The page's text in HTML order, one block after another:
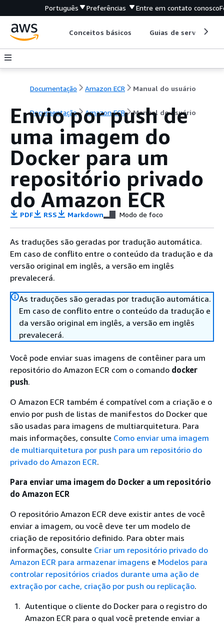
Português Preferências Entre em contato conosco
Conceitos básicos Guias de serviço
Documentação Amazon ECR Manual do usuário
Documentação Amazon ECR Manual do usuário
Envio por push de
uma imagem do
Docker para um
repositório privado
do Amazon ECR
PDF RSS Markdown Modo de foco
As traduções são geradas por tradução automática.
Em caso de conflito entre o conteúdo da tradução e da
versão original em inglês, a versão em inglês
prevalecerá.
As traduções são geradas por tradução automática.
Em caso de conflito entre o conteúdo da tradução e
da versão original em inglês, a versão em inglês
prevalecerá.
Você pode enviar suas imagens de contêiner para um
repositório do Amazon ECR com o comando docker
push.
O Amazon ECR também é compatível com a criação e o
envio por push de listas de manifestos do Docker que
são usadas para imagens de multiarquitetura. Para
mais informações, consulte Como enviar uma imagem
de multiarquitetura por push para um repositório do
privado do Amazon ECR.
Para enviar uma imagem do Docker a um repositório
do Amazon ECR
O repositório Amazon ECR deve existir antes de você
enviar a imagem, ou você deve ter um modelo de
criação de repositório definido. Para obter mais
informações, consulte Criar um repositório privado do
Amazon ECR para armazenar imagens e Modelos para
controlar repositórios criados durante uma ação de
extração por cache, criação por push ou replicação.
Autentique o cliente do Docker para o registro do
Amazon ECR para o qual você pretende enviar a